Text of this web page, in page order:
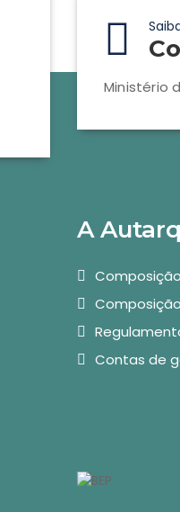
Ministério
A
Contas de